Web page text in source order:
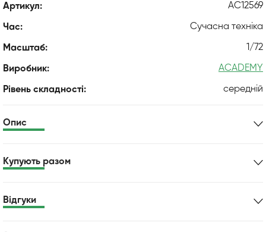
Артикул: AC12569
Час: Сучасна техніка
Масштаб: 1/72
Виробник: ACADEMY
Рівень складності: середній
Опис
Купують разом
Відгуки